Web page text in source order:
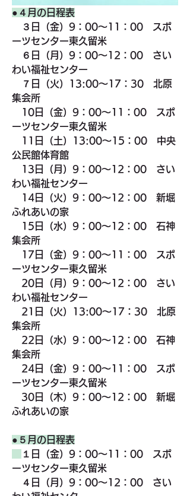
●４月の日程表
３日（金）9：00～11：00　スポ
ーツセンター東久留米
６日（月）9：00～12：00　さい
わい福祉センター
７日（火）13:00～17：30　北原
集会所
10日（金）9：00～11：00　スポ
ーツセンター東久留米
11日（土）13:00～15：00　中央
公民館体育館
13日（月）9：00～12：00　さい
わい福祉センター
14日（火）9：00～12：00　新堀
ふれあいの家
15日（水）9：00～12：00　石神
集会所
17日（金）9：00～11：00　スポ
ーツセンター東久留米
20日（月）9：00～12：00　さい
わい福祉センター
21日（火）13:00～17：30　北原
集会所
22日（水）9：00～12：00　石神
集会所
24日（金）9：00～11：00　スポ
ーツセンター東久留米
30日（木）9：00～12：00　新堀
ふれあいの家
●５月の日程表
１日（金）9：00～11：00　スポ
ーツセンター東久留米
４日（月）9：00～12：00　さい